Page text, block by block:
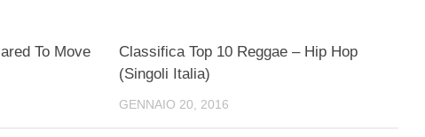
To Move
Classifica Top 10 Reggae – Hip Hop
(Singoli Italia)
GENNAIO 20, 2016